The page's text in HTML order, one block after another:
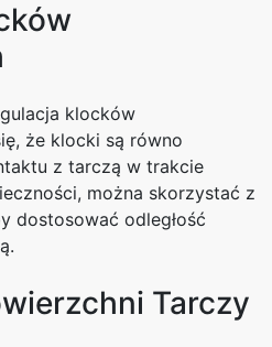
klocków
że klocki są równo
z tarczą w trakcie
można skorzystać z
dostosować odległość
Tarczy